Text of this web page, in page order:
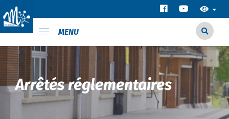
MENU
Arrêtés réglementaires